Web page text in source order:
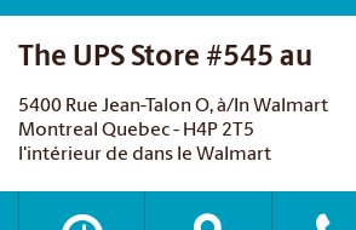
The UPS Store #545 au
5400 Rue Jean-Talon O, à/In Walmart
Montreal Quebec - H4P 2T5
l'intérieur de dans le Walmart